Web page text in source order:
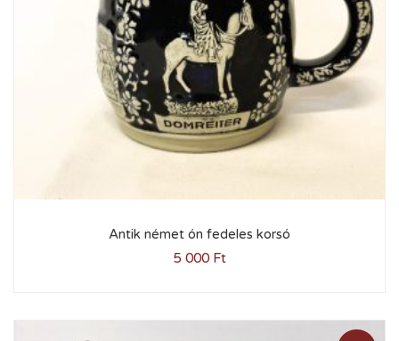
Antik német ón fedeles korsó
5 000 Ft